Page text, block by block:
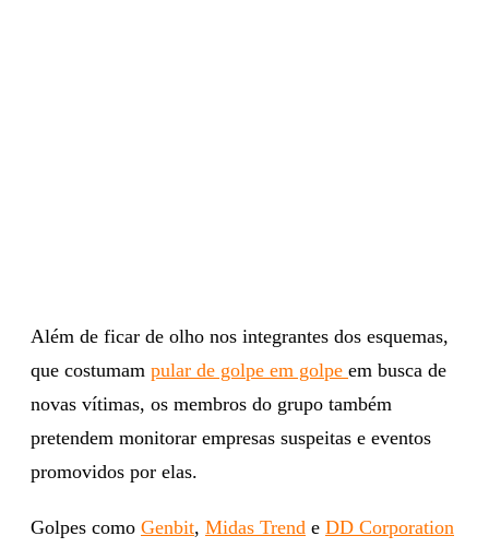
Além de ficar de olho nos integrantes dos esquemas,
que costumam pular de golpe em golpe em busca de
novas vítimas, os membros do grupo também
pretendem monitorar empresas suspeitas e eventos
promovidos por elas.
Golpes como Genbit, Midas Trend e DD Corporation